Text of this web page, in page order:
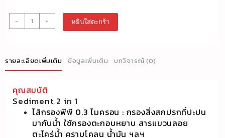
-
จำนวน
เครื่อง
ดื่ม
รุ่น
413
ชิ้น
+ หยิบใส่ตะกร้า
รายละเอียดเพิ่มเติม ข้อมูลเพิ่มเติม บทวิจารณ์ (0)
คุณสมบัติ
Sediment 2 in 1
ไส้กรองพีพี 0.3 ไมครอน : กรองสิ่งสกปรกที่ปะปน
มากับน้ำ ใช้กรองตะกอบหยาบ สารแขวนลอย
ตะไคร่น้ำ คราบโคลน น้ำมัน ฯลฯ